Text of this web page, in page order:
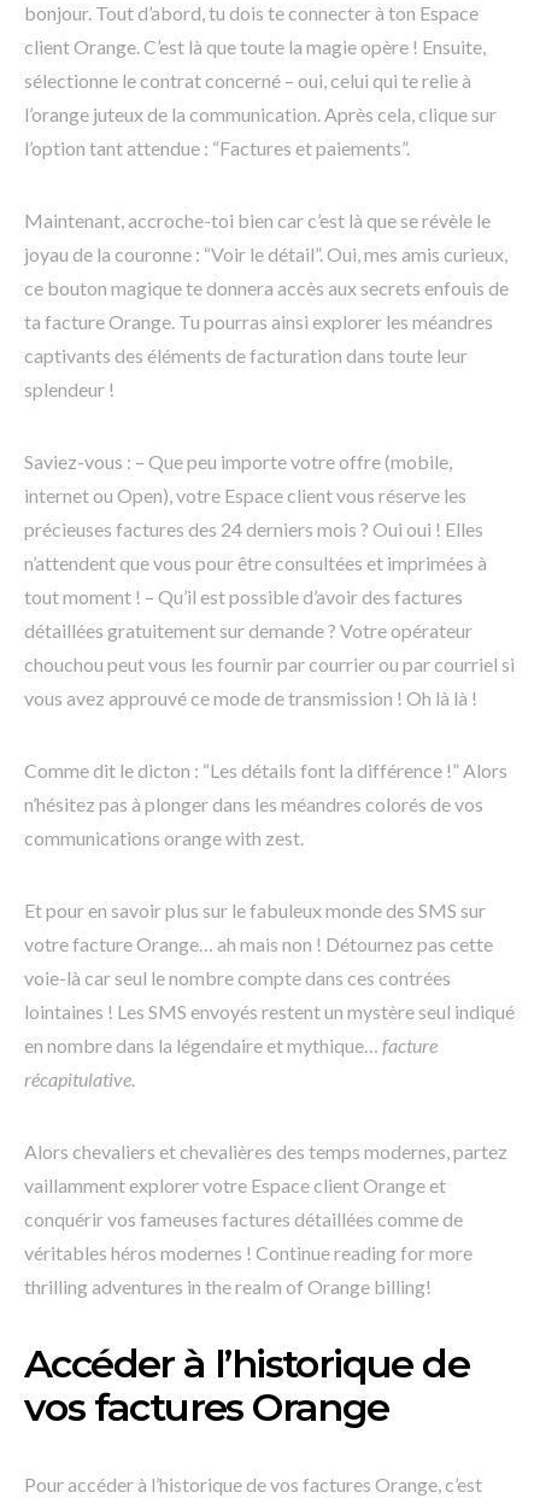
bonjour. Tout d’abord, tu dois te connecter à ton Espace
client Orange. C’est là que toute la magie opère ! Ensuite,
sélectionne le contrat concerné – oui, celui qui te relie à
l’orange juteux de la communication. Après cela, clique sur
l’option tant attendue : “Factures et paiements”.
Maintenant, accroche-toi bien car c’est là que se révèle le
joyau de la couronne : “Voir le détail”. Oui, mes amis curieux,
ce bouton magique te donnera accès aux secrets enfouis de
ta facture Orange. Tu pourras ainsi explorer les méandres
captivants des éléments de facturation dans toute leur
splendeur !
Saviez-vous : – Que peu importe votre offre (mobile,
internet ou Open), votre Espace client vous réserve les
précieuses factures des 24 derniers mois ? Oui oui ! Elles
n’attendent que vous pour être consultées et imprimées à
tout moment ! – Qu’il est possible d’avoir des factures
détaillées gratuitement sur demande ? Votre opérateur
chouchou peut vous les fournir par courrier ou par courriel si
vous avez approuvé ce mode de transmission ! Oh là là !
Comme dit le dicton : “Les détails font la différence !” Alors
n’hésitez pas à plonger dans les méandres colorés de vos
communications orange with zest.
Et pour en savoir plus sur le fabuleux monde des SMS sur
votre facture Orange… ah mais non ! Détournez pas cette
voie-là car seul le nombre compte dans ces contrées
lointaines ! Les SMS envoyés restent un mystère seul indiqué
en nombre dans la légendaire et mythique… facture
récapitulative.
Alors chevaliers et chevalières des temps modernes, partez
vaillamment explorer votre Espace client Orange et
conquérir vos fameuses factures détaillées comme de
véritables héros modernes ! Continue reading for more
thrilling adventures in the realm of Orange billing!
Accéder à l’historique de
vos factures Orange
Pour accéder à l’historique de vos factures Orange, c’est